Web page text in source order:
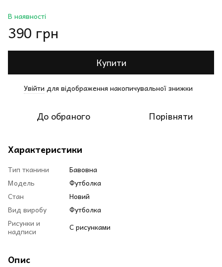
В наявності
390 грн
Купити
Увійти для відображення накопичувальної знижки
До обраного Порівняти
Характеристики
Тип тканини
Бавовна
Модель
Футболка
Стан
Новий
Вид виробу
Футболка
Рисунки и
надписи С рисунками
Опис